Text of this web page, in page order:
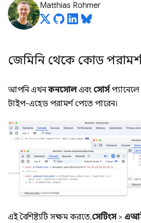
Matthias Rohmer
জেমিনি থেকে কোড
আপনি এখনকনসোলএবং সোর্স
টাইপ-এহেড পরামর্শ পেতে পারেন।
এই বৈশিষ্ট্যটি সক্ষম করতে,সেটিংস>